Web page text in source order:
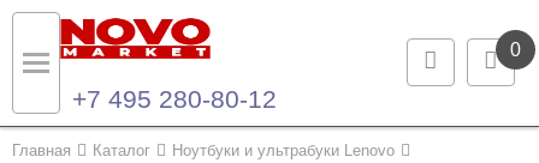
0
+7 495 280-80-12
Главная Каталог Ноутбуки и ультрабуки Lenovo
Назад
Назад